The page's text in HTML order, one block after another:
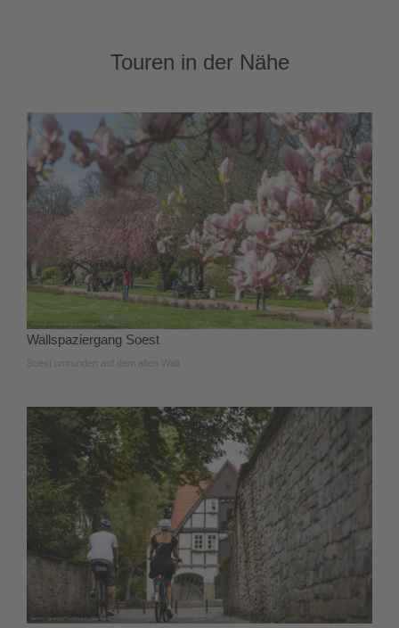
Touren in der Nähe
Wallspaziergang Soest
Soest umrunden auf dem alten Wall